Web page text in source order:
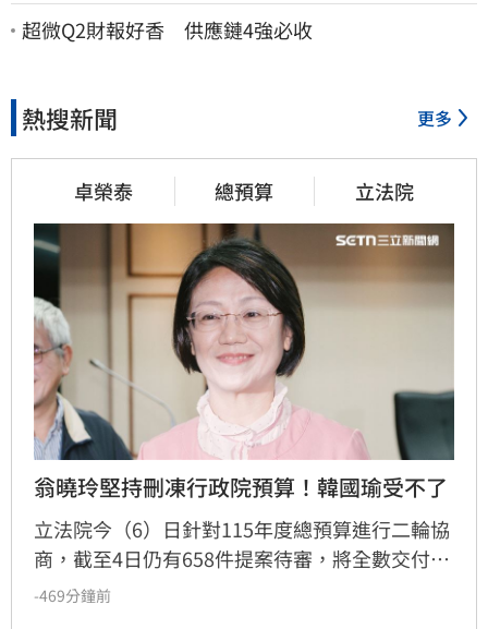
超微Q2財報好香 供應鏈4強必收
熱搜新聞 更多
卓榮泰 總預算 立法院
翁曉玲堅持刪凍行政院預算！韓國瑜受不了
立法院今（6）日針對115年度總預算進行二輪協
商，截至4日仍有658件提案待審，將全數交付院
會表決。國民黨立委翁曉玲堅持刪減行政院多項
-469分鐘前